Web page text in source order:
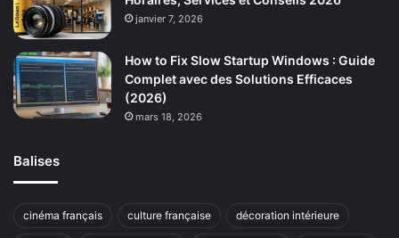
janvier 7, 2026
How to Fix Slow Startup Windows : Guide
Complet avec des Solutions Efficaces
(2026)
mars 18, 2026
Balises
cinéma français culture française décoration intérieure